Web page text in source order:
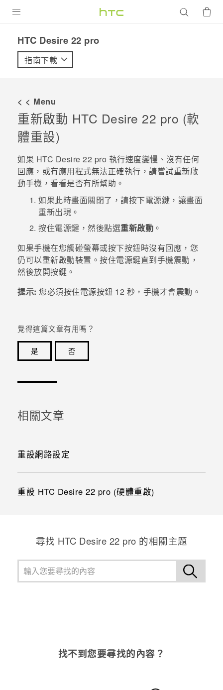
VIVE
配件
VIVERSE
優惠專區
焦點訊息
校園專案
企業採購
銷售門市
銷售通路
支援服務
登入
HTC Desire 22 pro‎
指南下載
< < Menu
重新啟動 HTC Desire 22 pro (軟
體重設)
如果 HTC Desire 22 pro 執行速度變慢、沒有任何
回應，或有應用程式無法正確執行，請嘗試重新啟
動手機，看看是否有所幫助。
如果此時畫面關閉了，請按下電源鍵，讓畫面
重新出現。
按住電源鍵，然後點選重新啟動 。
如果手機在您觸碰螢幕或按下按鈕時沒有回應，您
仍可以重新啟動裝置。按住電源鍵直到手機震動，
然後放開按鍵。
提示: 您必須按住電源按鈕 12 秒，手機才會震動。
覺得這篇文章有用嗎？
是
否
相關文章
重設網路設定
重設 HTC Desire 22 pro (硬體重啟)
尋找 HTC Desire 22 pro 的相關主題
找不到您要尋找的內容？